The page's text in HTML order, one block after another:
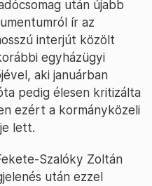
után újabb
ír az
interjút közölt
egyházügyi
aki januárban
pedig élesen kritizálta
ezért a kormányközeli
lett.
Szalóky Zoltán
után ezzel